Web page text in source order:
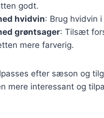
godt.
hvidvin: Brug hvidvin
grøntsager: Tilsæt
mere farverig.
efter sæson og
mere interessant og